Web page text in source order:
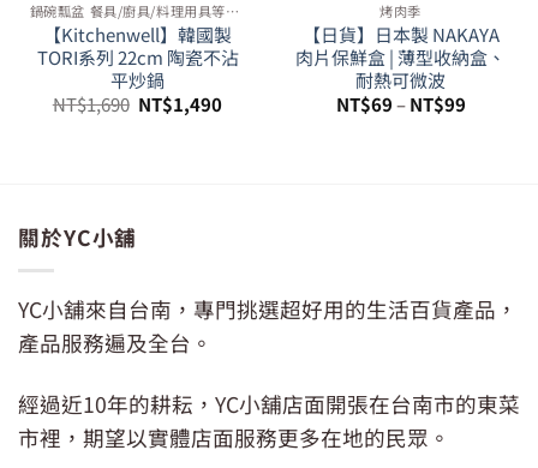
鍋碗瓢盆 餐具/廚具/料理用具等周邊
【Kitchenwell】韓國製
TORI系列 22cm 陶瓷不沾
平炒鍋
NT$1,690 原
始
NT$1,490目
烤肉季
【日貨】日本製 NAKAYA
肉片保鮮盒 | 薄型收納盒、
耐熱可微波
NT$69–NT$99
關於YC小舖
YC小舖來自台南，專門挑選超好用的生活百貨產品，
產品服務遍及全台。
經過近10年的耕耘，YC小舖店面開張在台南市的東菜
市裡，期望以實體店面服務更多在地的民眾。